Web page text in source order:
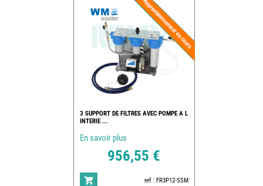
3 SUPPORT DE FILTRES AVEC POMPE A L
INTERIE ...
En savoir plus
956,55 €
ref : FR3P12-SSM